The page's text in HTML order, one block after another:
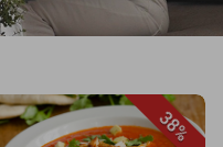
38%